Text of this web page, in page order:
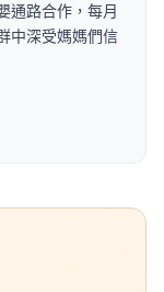
通路合作，每月
中深受媽媽們信